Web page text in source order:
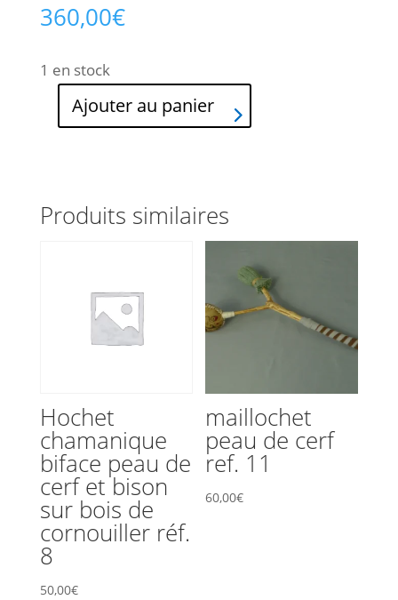
360,00€
1 en stock
quantité
chamanique
Ajouter au panier
Produits similaires
Hochet
chamanique
biface peau de
cerf et bison
sur bois de
cornouiller réf.
8
50,00€
maillochet
peau de cerf
ref. 11
60,00€